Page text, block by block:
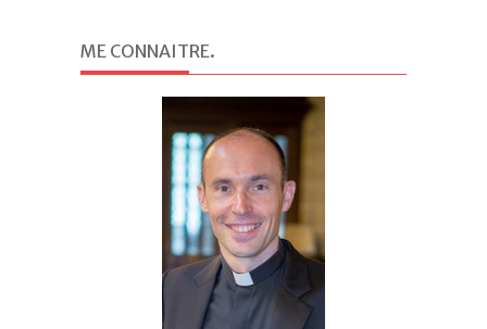
ME CONNAITRE.